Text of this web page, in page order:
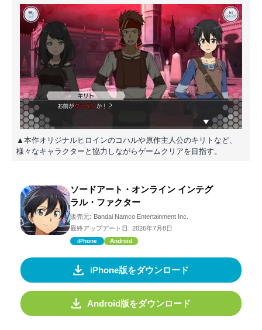
▲本作オリジナルヒロインのコハルや原作主人公のキリトなど、
様々なキャラクターと協力しながらゲームクリアを目指す。
ソードアート・オンライン インテグ
ラル・ファクター
販売元: Bandai Namco Entertainment Inc.
最終アップデート日: 2026年7月8日
iPhone Android
iPhone版をダウンロード
Android版をダウンロード